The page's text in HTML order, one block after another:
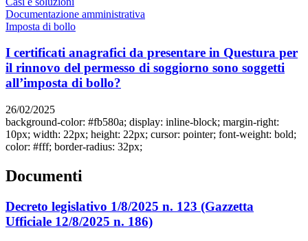
Documentazione amministrativa
Imposta di bollo
I certificati anagrafici da presentare in Questura per
il rinnovo del permesso di soggiorno sono soggetti
all’imposta di bollo?
26/02/2025
background-color: #fb580a; display: inline-block; margin-right:
10px; width: 22px; height: 22px; cursor: pointer; font-weight: bold;
color: #fff; border-radius: 32px;
Documenti
Decreto legislativo 1/8/2025 n. 123 (Gazzetta
Ufficiale 12/8/2025 n. 186)